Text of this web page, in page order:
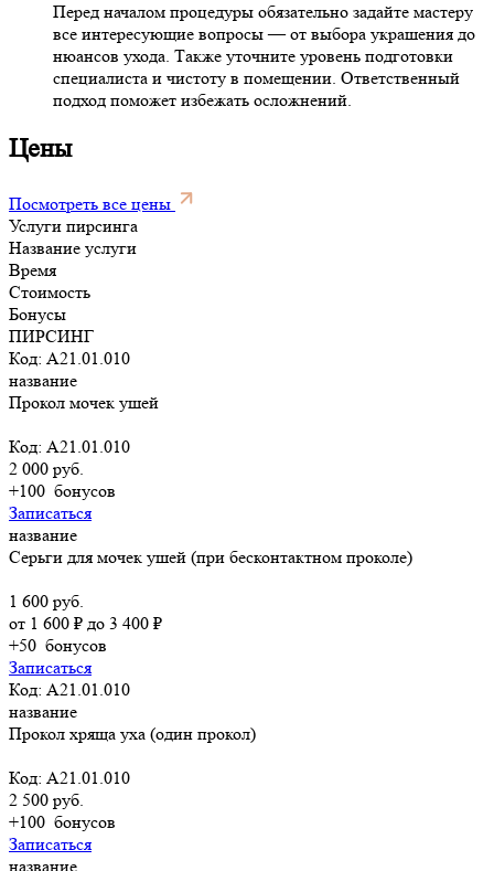
Перед началом процедуры обязательно задайте мастеру
все интересующие вопросы — от выбора украшения до
нюансов ухода. Также уточните уровень подготовки
специалиста и чистоту в помещении. Ответственный
подход поможет избежать осложнений.
Цены
Посмотреть все цены
Услуги пирсинга
Название услуги
Время
Стоимость
Бонусы
ПИРСИНГ
Код: A21.01.010
название
Прокол мочек ушей
Код: A21.01.010
2 000 руб.
+100 бонусов
Записаться
название
Серьги для мочек ушей (при бесконтактном проколе)
1 600 руб.
от 1 600 ₽ до 3 400 ₽
+50 бонусов
Записаться
Код: A21.01.010
название
Прокол хряща уха (один прокол)
Код: A21.01.010
2 500 руб.
+100 бонусов
Записаться
название